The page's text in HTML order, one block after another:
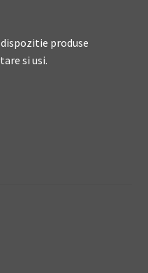
produse
si usi.